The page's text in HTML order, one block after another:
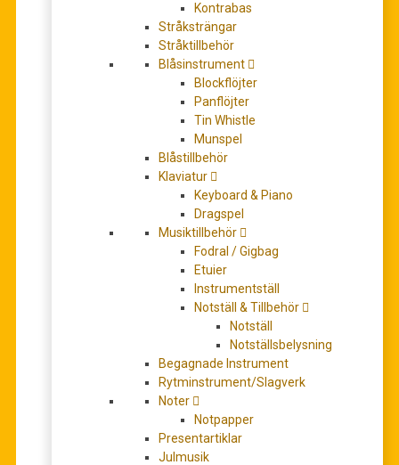
Kontrabas
Stråksträngar
Stråktillbehör
Blåsinstrument
Blockflöjter
Panflöjter
Tin Whistle
Munspel
Blåstillbehör
Klaviatur
Keyboard & Piano
Dragspel
Musiktillbehör
Fodral / Gigbag
Etuier
Instrumentställ
Notställ & Tillbehör
Notställ
Notställsbelysning
Begagnade Instrument
Rytminstrument/Slagverk
Noter
Notpapper
Presentartiklar
Julmusik
Åkervinda: Klappa mitt hjärta
74,00kr
LÄGG TILL I VARUKORG
Alfvén, Hugo: Sju sånger i arrangemang för damkör
kr